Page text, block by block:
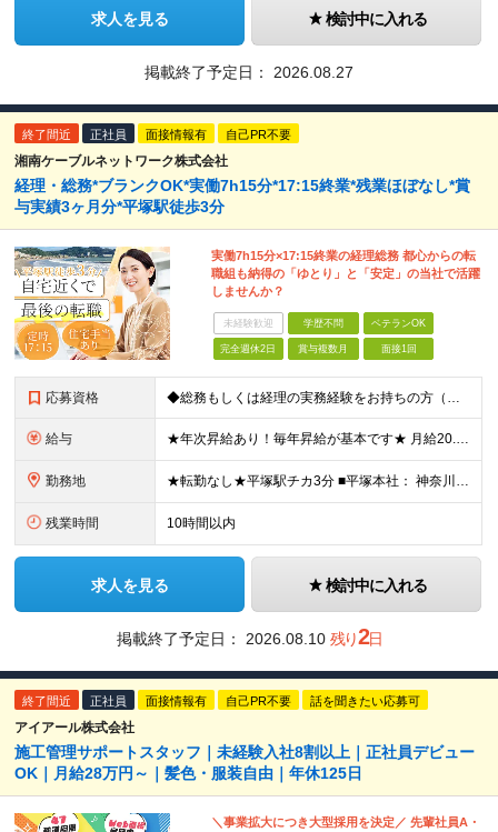
求人を見る 検討中に入れる
掲載終了予定日： 2026.08.27
終了間近 正社員 面接情報有 自己PR不要
湘南ケーブルネットワーク株式会社
経理・総務*ブランクOK*実働7h15分*17:15終業*残業ほぼなし*賞
与実績3ヶ月分*平塚駅徒歩3分
実働7h15分×17:15終業の経理総務 都心からの転
職組も納得の「ゆとり」と「安定」の当社で活躍
しませんか？
未経験歓迎 学歴不問 ベテランOK
完全週休2日 賞与複数月 面接1回
応募資格 ◆総務もしくは経理の実務経験をお持ちの方（年数不問・ブランクOK） ※学歴不問 ＼こんな方にオススメです！／ ◎これまでは都内に通っていたが湘南で腰を据えて働きたい ◎経理の仕事は好きだけど残業続き
給与 ★年次昇給あり！毎年昇給が基本です★ 月給20.5万円～27万円＋賞与年2回（昨年実績3ヶ月分） ※経験・年齢・スキルを考慮して決定します ※正社員の場合は試用期間3ヶ月。その間の待遇に差異なし
勤務地 ★転勤なし★平塚駅チカ3分 ■平塚本社： 神奈川県平塚市宝町3-1 平塚MNビル10F 【 抜群のアクセス環境 】 JR東海道線・湘南新宿ラインが乗り入れており、 上り下り共にアクセス良好。 【
残業時間 10時間以内
求人を見る 検討中に入れる
掲載終了予定日： 2026.08.10 残り2日
終了間近 正社員 面接情報有 自己PR不要 話を聞きたい応募可
アイアール株式会社
施工管理サポートスタッフ｜未経験入社8割以上｜正社員デビュー
OK｜月給28万円～｜髪色・服装自由｜年休125日
＼事業拡大につき大型採用を決定／ 先輩社員A・